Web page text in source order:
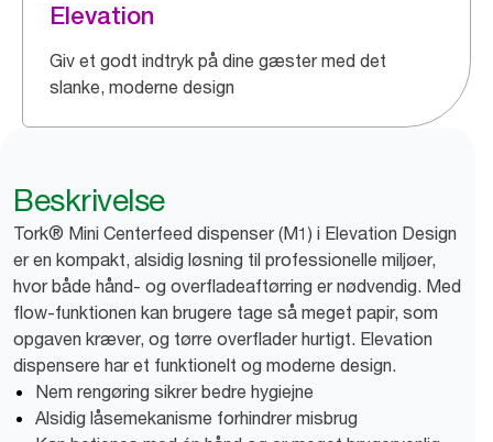
Elevation
Giv et godt indtryk på dine gæster med det
slanke, moderne design
Beskrivelse
Tork® Mini Centerfeed dispenser (M1) i Elevation Design
er en kompakt, alsidig løsning til professionelle miljøer,
hvor både hånd- og overfladeaftørring er nødvendig. Med
flow-funktionen kan brugere tage så meget papir, som
opgaven kræver, og tørre overflader hurtigt. Elevation
dispensere har et funktionelt og moderne design.
Nem rengøring sikrer bedre hygiejne
Alsidig låsemekanisme forhindrer misbrug